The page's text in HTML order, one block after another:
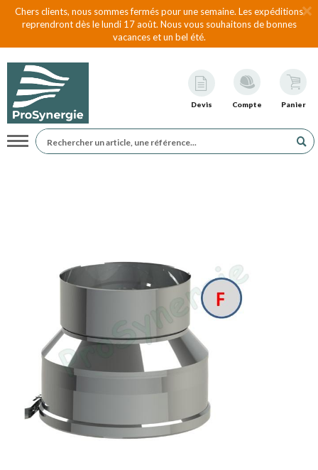
Chers clients, nous sommes fermés pour une semaine. Les expéditions
reprendront dès le lundi 17 août. Nous vous souhaitons de bonnes
vacances et un bel été.
Devis Compte Panier
Navigation